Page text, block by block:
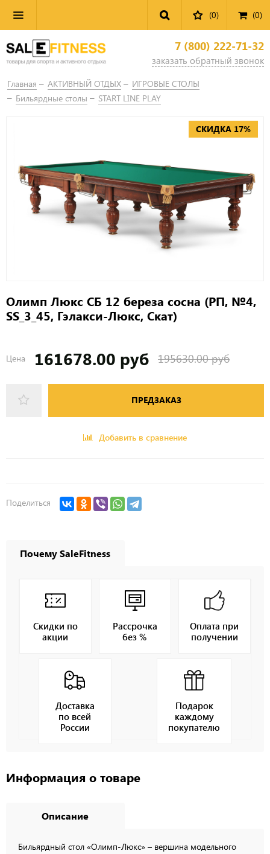
(0) (0)
7 (800) 222-71-32
заказать обратный звонок
Главная АКТИВНЫЙ ОТДЫХ
ИГРОВЫЕ СТОЛЫ
Бильярдные столы
START LINE PLAY
СКИДКА 17%
Олимп Люкс СБ 12 береза сосна (РП, №4,
SS_3_45, Гэлакси-Люкс, Скат)
Цена 161678.00 руб 195630.00 руб
ПРЕДЗАКАЗ
Добавить в сравнение
Поделиться
Почему SaleFitness
Скидки по
акции
Рассрочка
без %
Оплата при
получении
Доставка
по всей
России
Подарок
каждому
покупателю
Информация о товаре
Описание
Бильярдный стол «Олимп-Люкс» – вершина модельного